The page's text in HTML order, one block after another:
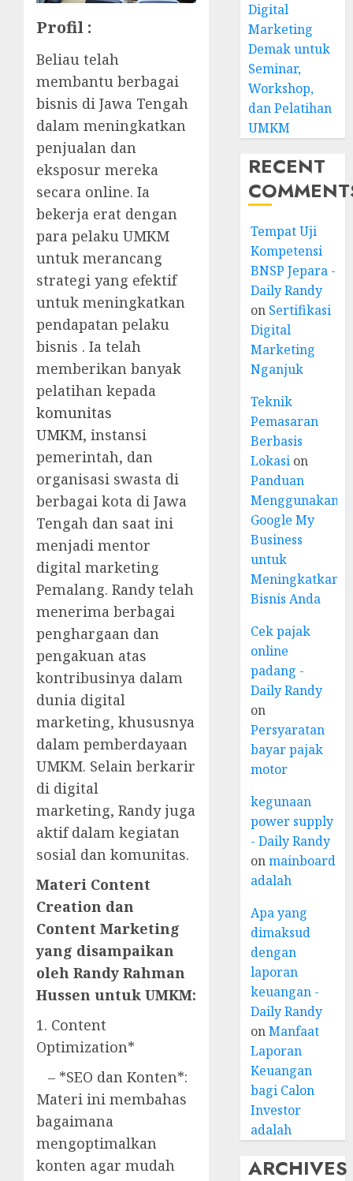
Profil :
Beliau telah
membantu berbagai
bisnis di Jawa Tengah
dalam meningkatkan
penjualan dan
eksposur mereka
secara online. Ia
bekerja erat dengan
para pelaku UMKM
untuk merancang
strategi yang efektif
untuk meningkatkan
pendapatan pelaku
bisnis . Ia telah
memberikan banyak
pelatihan kepada
komunitas
UMKM, instansi
pemerintah, dan
organisasi swasta di
berbagai kota di Jawa
Tengah dan saat ini
menjadi mentor
digital marketing
Pemalang. Randy telah
menerima berbagai
penghargaan dan
pengakuan atas
kontribusinya dalam
dunia digital
marketing, khususnya
dalam pemberdayaan
UMKM. Selain berkarir
di digital
marketing, Randy juga
aktif dalam kegiatan
sosial dan komunitas.
Materi Content
Creation dan
Content Marketing
yang disampaikan
oleh Randy Rahman
Hussen untuk UMKM:
1. Content
Optimization*
– *SEO dan Konten*:
Materi ini membahas
bagaimana
mengoptimalkan
konten agar mudah
Digital
Marketing
Demak untuk
Seminar,
Workshop,
dan Pelatihan
UMKM
RECENT
Tempat Uji
Kompetensi
BNSP Jepara -
Daily Randy
on Sertifikasi
Digital
Marketing
Nganjuk
Teknik
Pemasaran
Berbasis
Lokasi on
Panduan
Menggunakan
Google My
Business
untuk
Meningkatkan
Bisnis Anda
Cek pajak
online
padang -
Daily Randy
on
Persyaratan
bayar pajak
motor
kegunaan
power supply
- Daily Randy
onmainboard
adalah
Apa yang
dimaksud
dengan
laporan
keuangan -
Daily Randy
onManfaat
Laporan
Keuangan
bagi Calon
Investor
adalah
ARCHIVES